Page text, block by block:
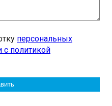
персональных
с политикой